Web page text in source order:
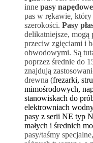
inne pasy
pas w rękawie,
szerokości. Pasy
delikatniejsze, mogą
przeciw zgięciami i
obwodowymi. Są
poprzez średnie do
znajdują
drewna (frezarki,
mimośrodowych,
stanowiskach do
elektrowniach
pasy z serii NE typ
małych i średnich
pasy/taśmy